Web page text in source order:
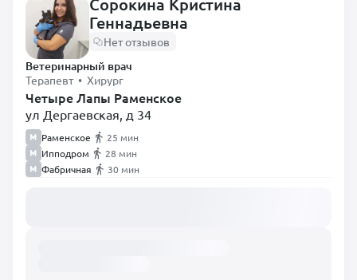
Геннадьевна
Нет отзывов
Ветеринарный врач
Терапевт • Хирург
Четыре Лапы Раменское
ул Дергаевская, д 34
Раменское
25 мин
Ипподром
28 мин
Фабричная
30 мин